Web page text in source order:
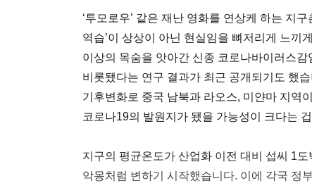
‘투모로우’ 같은 재난 영화를 연상케 하는 지
역습’이 상상이 아닌 현실임을 뼈저리게 느끼
이상의 목숨을 앗아간 신종 코로나바이러스
비롯됐다는 연구 결과가 최근 공개되기도 했
기후변화로 중국 남북과 라오스, 미얀마 지역
코로나19의 발원지가 됐을 가능성이 크다는
지구의 평균온도가 산업화 이전 대비 섭씨 1
악몽처럼 변하기 시작했습니다. 이에 각국 정